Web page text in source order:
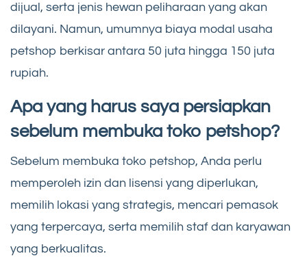
dijual, serta jenis hewan peliharaan yang akan
dilayani. Namun, umumnya biaya modal usaha
petshop berkisar antara 50 juta hingga 150 juta
rupiah.
Apa yang harus saya persiapkan
sebelum membuka toko petshop?
Sebelum membuka toko petshop, Anda perlu
memperoleh izin dan lisensi yang diperlukan,
memilih lokasi yang strategis, mencari pemasok
yang terpercaya, serta memilih staf dan karyawan
yang berkualitas.